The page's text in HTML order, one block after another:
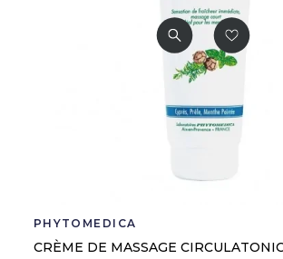
PHYTOMEDICA
CRÈME DE MASSAGE